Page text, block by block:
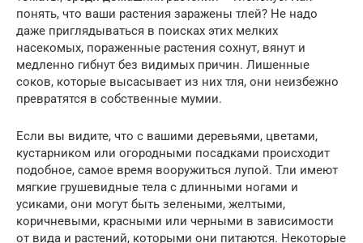
понять, что ваши растения заражены тлей? Не надо
даже приглядываться в поисках этих мелких
насекомых, пораженные растения сохнут, вянут и
медленно гибнут без видимых причин. Лишенные
соков, которые высасывает из них тля, они неизбежно
превратятся в собственные мумии.
Если вы видите, что с вашими деревьями, цветами,
кустарником или огородными посадками происходит
подобное, самое время вооружиться лупой. Тли имеют
мягкие грушевидные тела с длинными ногами и
усиками, они могут быть зелеными, желтыми,
коричневыми, красными или черными в зависимости
от вида и растений, которыми они питаются. Некоторые